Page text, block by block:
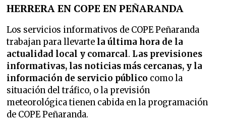
HERRERA EN COPE EN PEÑARANDA
Los servicios informativos de COPE Peñaranda
trabajan para llevarte la última hora de la
actualidad local y comarcal. Las previsiones
informativas, las noticias más cercanas, y la
información de servicio público como la
situación del tráfico, o la previsión
meteorológica tienen cabida en la programación
de COPE Peñaranda.